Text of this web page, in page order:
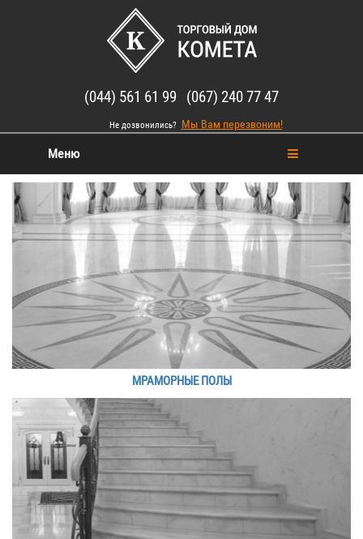
(044) 561 61 99 (067) 240 77 47
Не дозвонились? Мы Вам перезвоним!
Меню
МРАМОРНЫЕ ПОЛЫ